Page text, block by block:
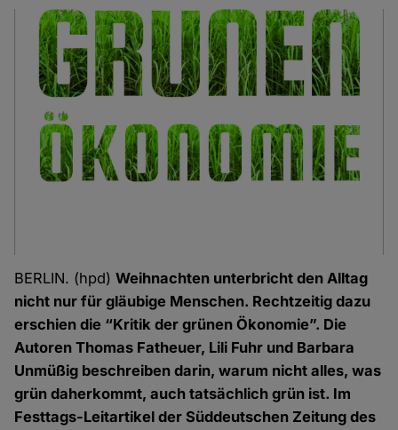
BERLIN. (hpd)Weihnachten unterbricht den Alltag
nicht nur für gläubige Menschen. Rechtzeitig dazu
erschien die “Kritik der grünen Ökonomie”. Die
Autoren Thomas Fatheuer, Lili Fuhr und Barbara
Unmüßig beschreiben darin, warum nicht alles, was
grün daherkommt, auch tatsächlich grün ist. Im
Festtags-Leitartikel der Süddeutschen Zeitung des